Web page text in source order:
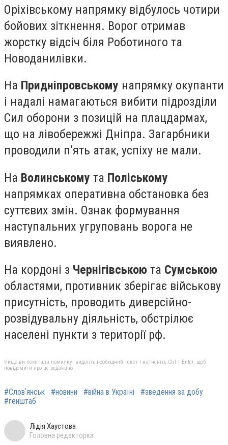
Оріхівському напрямку відбулось чотири
бойових зіткнення. Ворог отримав
жорстку відсіч біля Роботиного та
Новоданилівки.
На Придніпровському напрямку окупанти
і надалі намагаються вибити підрозділи
Сил оборони з позицій на плацдармах,
що на лівобережжі Дніпра. Загарбники
проводили п’ять атак, успіху не мали.
На Волинському та Поліському
напрямках оперативна обстановка без
суттєвих змін. Ознак формування
наступальних угруповань ворога не
виявлено.
На кордоні з Чернігівською та Сумською
областями, противник зберігає військову
присутність, проводить диверсійно-
розвідувальну діяльність, обстрілює
населені пункти з території рф.
Якщо ви помітили помилку, виділіть необхідний текст і натисніть Ctrl + Enter, щоб
повідомити про це редакцію
#Словʼянськ #новини #війна в Україні
#зведення за добу
#генштаб
Лідія Хаустова
Головна редакторка